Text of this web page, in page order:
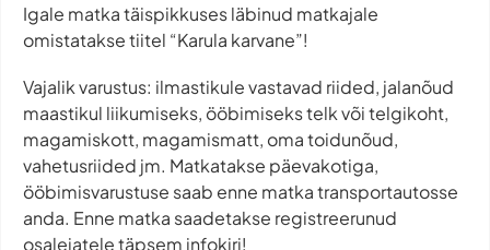
Igale matka täispikkuses läbinud matkajale
omistatakse tiitel “Karula karvane”!
Vajalik varustus: ilmastikule vastavad riided, jalanõud
maastikul liikumiseks, ööbimiseks telk või telgikoht,
magamiskott, magamismatt, oma toidunõud,
vahetusriided jm. Matkatakse päevakotiga,
ööbimisvarustuse saab enne matka transportautosse
anda. Enne matka saadetakse registreerunud
osalejatele täpsem infokiri!